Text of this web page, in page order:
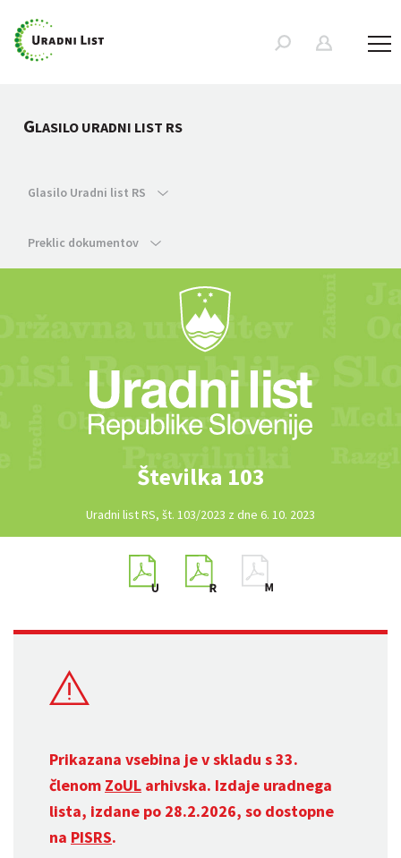
GLASILO URADNI LIST RS
Glasilo Uradni list RS
Preklic dokumentov
Številka 103
Uradni list RS, št. 103/2023 z dne 6. 10. 2023
Prikazana vsebina je v skladu s 33.
členom ZoUL arhivska. Izdaje uradnega
lista, izdane po 28.2.2026, so dostopne
na PISRS.